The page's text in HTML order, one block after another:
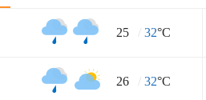
25 / 32°C
26 / 32°C